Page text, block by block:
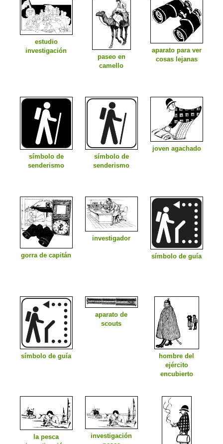
estudio
investigación
paseo en
camello
aparato para ver
cosas lejanas
símbolo de
senderismo
símbolo de
senderismo
joven agachado
gorra de capitán
investigador
símbolo de guía
símbolo de guía
aparato de
scouts
hombre del
ejército
encubierto
la pesca
investigación